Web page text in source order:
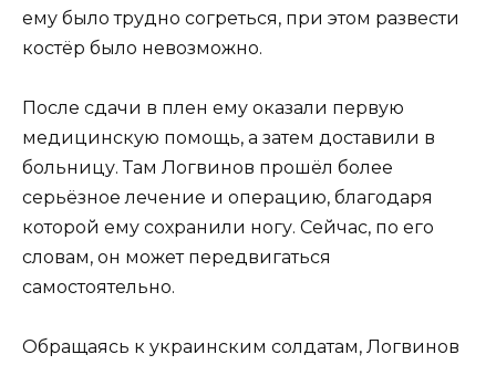
ему было трудно согреться, при этом развести
костёр было невозможно.
После сдачи в плен ему оказали первую
медицинскую помощь, а затем доставили в
больницу. Там Логвинов прошёл более
серьёзное лечение и операцию, благодаря
которой ему сохранили ногу. Сейчас, по его
словам, он может передвигаться
самостоятельно.
Обращаясь к украинским солдатам, Логвинов